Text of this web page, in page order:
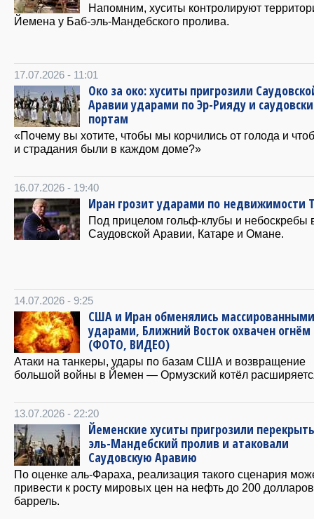
Напомним, хуситы контролируют
Йемена у Баб-эль-Мандебского пролива.
17.07.2026 - 11:01
Око за око: хуситы пригрозили
Аравии ударами по Эр-Рияду и
портам
«Почему вы хотите, чтобы мы корчились от голода и
и страдания были в каждом доме?»
16.07.2026 - 19:40
Иран грозит ударами по недвижимости
Под прицелом гольф-клубы и
Саудовской Аравии, Катаре и Омане.
14.07.2026 - 9:25
США и Иран обменялись массированными
ударами, Ближний Восток охвачен огнём
(ФОТО, ВИДЕО)
Атаки на танкеры, удары по базам США и возвращение
большой войны в Йемен — Ормузский котёл
13.07.2026 - 22:20
Йеменские хуситы пригрозили
эль-Мандебский пролив и атаковали
Саудовскую Аравию
По оценке аль-Фараха, реализация такого сценария
привести к росту мировых цен на нефть до 200
баррель.